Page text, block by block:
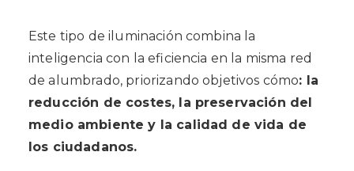
Este tipo de iluminación combina la
inteligencia con la eficiencia en la misma red
de alumbrado, priorizando objetivos cómo: la
reducción de costes, la preservación del
medio ambiente y la calidad de vida de
los ciudadanos.